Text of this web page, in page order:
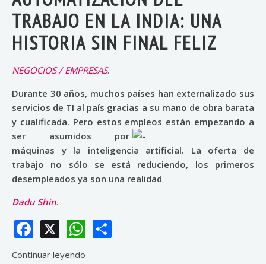
TRABAJO EN LA INDIA: UNA
HISTORIA SIN FINAL FELIZ
NEGOCIOS / EMPRESAS.
Durante 30 años, muchos países han externalizado sus
servicios de TI al país gracias a su mano de obra barata
y cualificada. Pero estos empleos están empezando a
ser asumidos por
máquinas y la inteligencia artificial. La oferta de
trabajo no sólo se está reduciendo, los primeros
desempleados ya son una realidad.
Dadu Shin.
Facebook
X WhatsApp
Continuar leyendo